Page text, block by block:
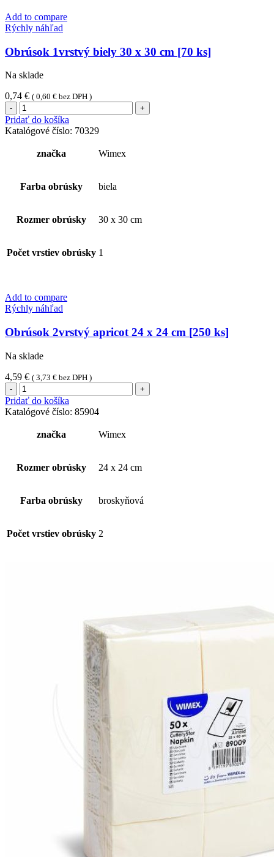
Add to compare
Rýchly náhľad
Obrúsok 1vrstvý biely 30 x 30 cm [70 ks]
Na sklade
0,74 € ( 0,60 € bez DPH )
množstvo
Obrúsok
1vrstvý
biely
cm
Pridať do košíka
Katalógové číslo: 70329
značka Wimex
Farba obrúsky biela
Rozmer obrúsky 30 x 30 cm
Počet vrstiev obrúsky 1
Add to compare
Rýchly náhľad
Obrúsok 2vrstvý apricot 24 x 24 cm [250 ks]
Na sklade
4,59 € ( 3,73 € bez DPH )
množstvo
Obrúsok
2vrstvý
apricot
cm
Pridať do košíka
Katalógové číslo: 85904
značka Wimex
Rozmer obrúsky 24 x 24 cm
Farba obrúsky broskyňová
Počet vrstiev obrúsky 2